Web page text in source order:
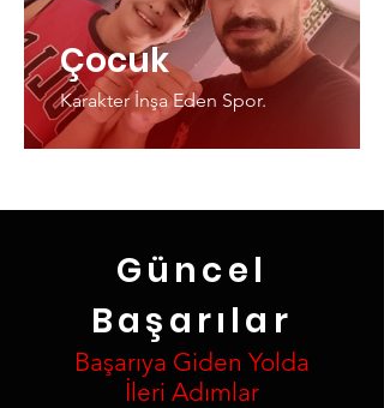
Çocuk
Karakter İnşa Eden Spor.
Güncel
Başarılar
Başarıya Giden Yolda
İleri Adımlar